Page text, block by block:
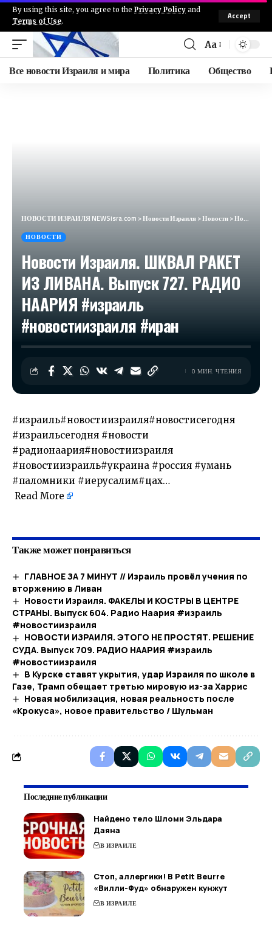
By using this site, you agree to the Privacy Policy and
Terms of Use.
Accept
Aa
Все новости Израиля и мира Политика Общество
НОВОСТИ ИЗРАИЛЯ NEWSisra.com >Новости Израиля>Новости>Новости Израиля. ШКВАЛ РАКЕТ ИЗ ЛИВАНА. Выпуск 727. РАДИО НААРИЯ #израиль #новостиизраиля #иран
НОВОСТИ
Новости Израиля. ШКВАЛ РАКЕТ
ИЗ ЛИВАНА. Выпуск 727. РАДИО
НААРИЯ #израиль
#новостиизраиля #иран
0 МИН. ЧТЕНИЯ
#израиль#новостиизраиля#новостисегодня
#израильсегодня #новости
#радионаария#новостиизраиля
#новостиизраиль#украина #россия #умань
#паломники #иерусалим#цах…
Read More
Также может понравиться
ГЛАВНОЕ ЗА 7 МИНУТ // Израиль провёл учения по
вторжению в Ливан
Новости Израиля. ФАКЕЛЫ И КОСТРЫ В ЦЕНТРЕ
СТРАНЫ. Выпуск 604. Радио Наария #израиль
#новостиизраиля
НОВОСТИ ИЗРАИЛЯ. ЭТОГО НЕ ПРОСТЯТ. РЕШЕНИЕ
СУДА. Выпуск 709. РАДИО НААРИЯ #израиль
#новостиизраиля
В Курске ставят укрытия, удар Израиля по школе в
Газе, Трамп обещает третью мировую из-за Харрис
Новая мобилизация, новая реальность после
«Крокуса», новое правительство / Шульман
Последние публикации
Найдено тело Шломи Эльдара
Даяна
В ИЗРАИЛЕ
Стоп, аллергики! В Petit Beurre
«Вилли-Фуд» обнаружен кунжут
В ИЗРАИЛЕ